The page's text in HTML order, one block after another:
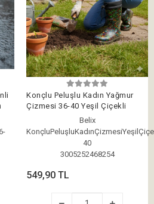
Konçlu Peluşlu Kadın Yağmur
Çizmesi 36-40 Yeşil Çiçekli
Belix
40
3005252468254
549,90 TL